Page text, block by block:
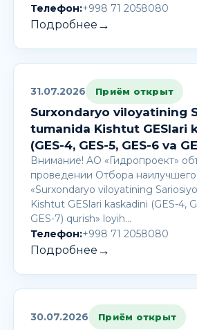
Телефон:+998 71 2058080
Подробнее →
31.07.2026 Приём открыт
Surxondaryo viloyatining
tumanida Kishtut GESlari
(GES-4, GES-5, GES-6 va
Внимание! AО «Гидропроект»
проведении Отбора
«Surxondaryo viloyatining
Kishtut GESlari kaskadini (GES-4,
GES-7) qurish» loyih…
Телефон:+998 71 2058080
Подробнее →
30.07.2026 Приём открыт